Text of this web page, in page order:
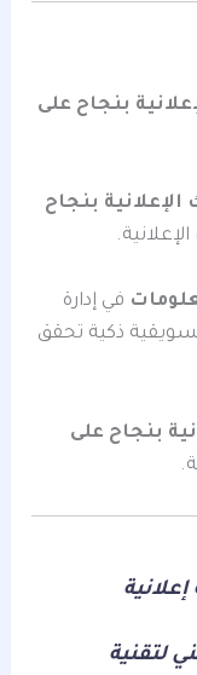
بنجاح على
الإعلانية بنجاح
في إدارة
ذكية تحقق
بنجاح على
لتقنية